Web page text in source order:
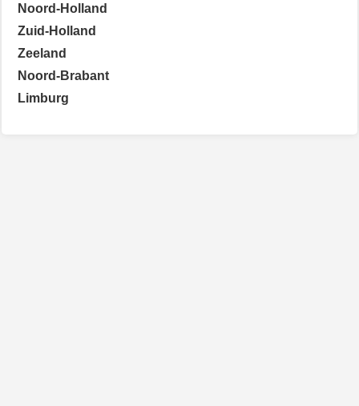
Noord-Holland
Zuid-Holland
Zeeland
Noord-Brabant
Limburg